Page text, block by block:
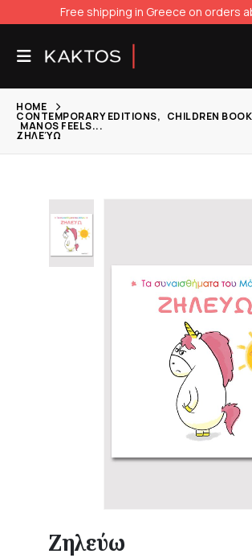
Free shipping in Greece on orders
HOME
CONTEMPORARY EDITIONS, CHILDREN
MANOS FEELS...
ΖΗΛΕΎΩ
Ζηλεύω